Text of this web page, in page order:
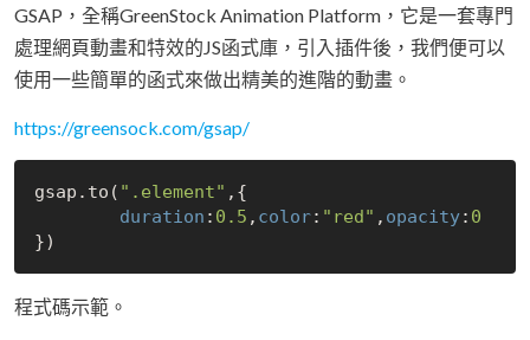
GSAP，全稱GreenStock Animation Platform，它是一套專門
處理網頁動畫和特效的JS函式庫，引入插件後，我們便可以
使用一些簡單的函式來做出精美的進階的動畫。
https://greensock.com/gsap/
gsap.to( ".element" ,{
duration : 0.5 , color: "red" , opacity: 0
程式碼示範。